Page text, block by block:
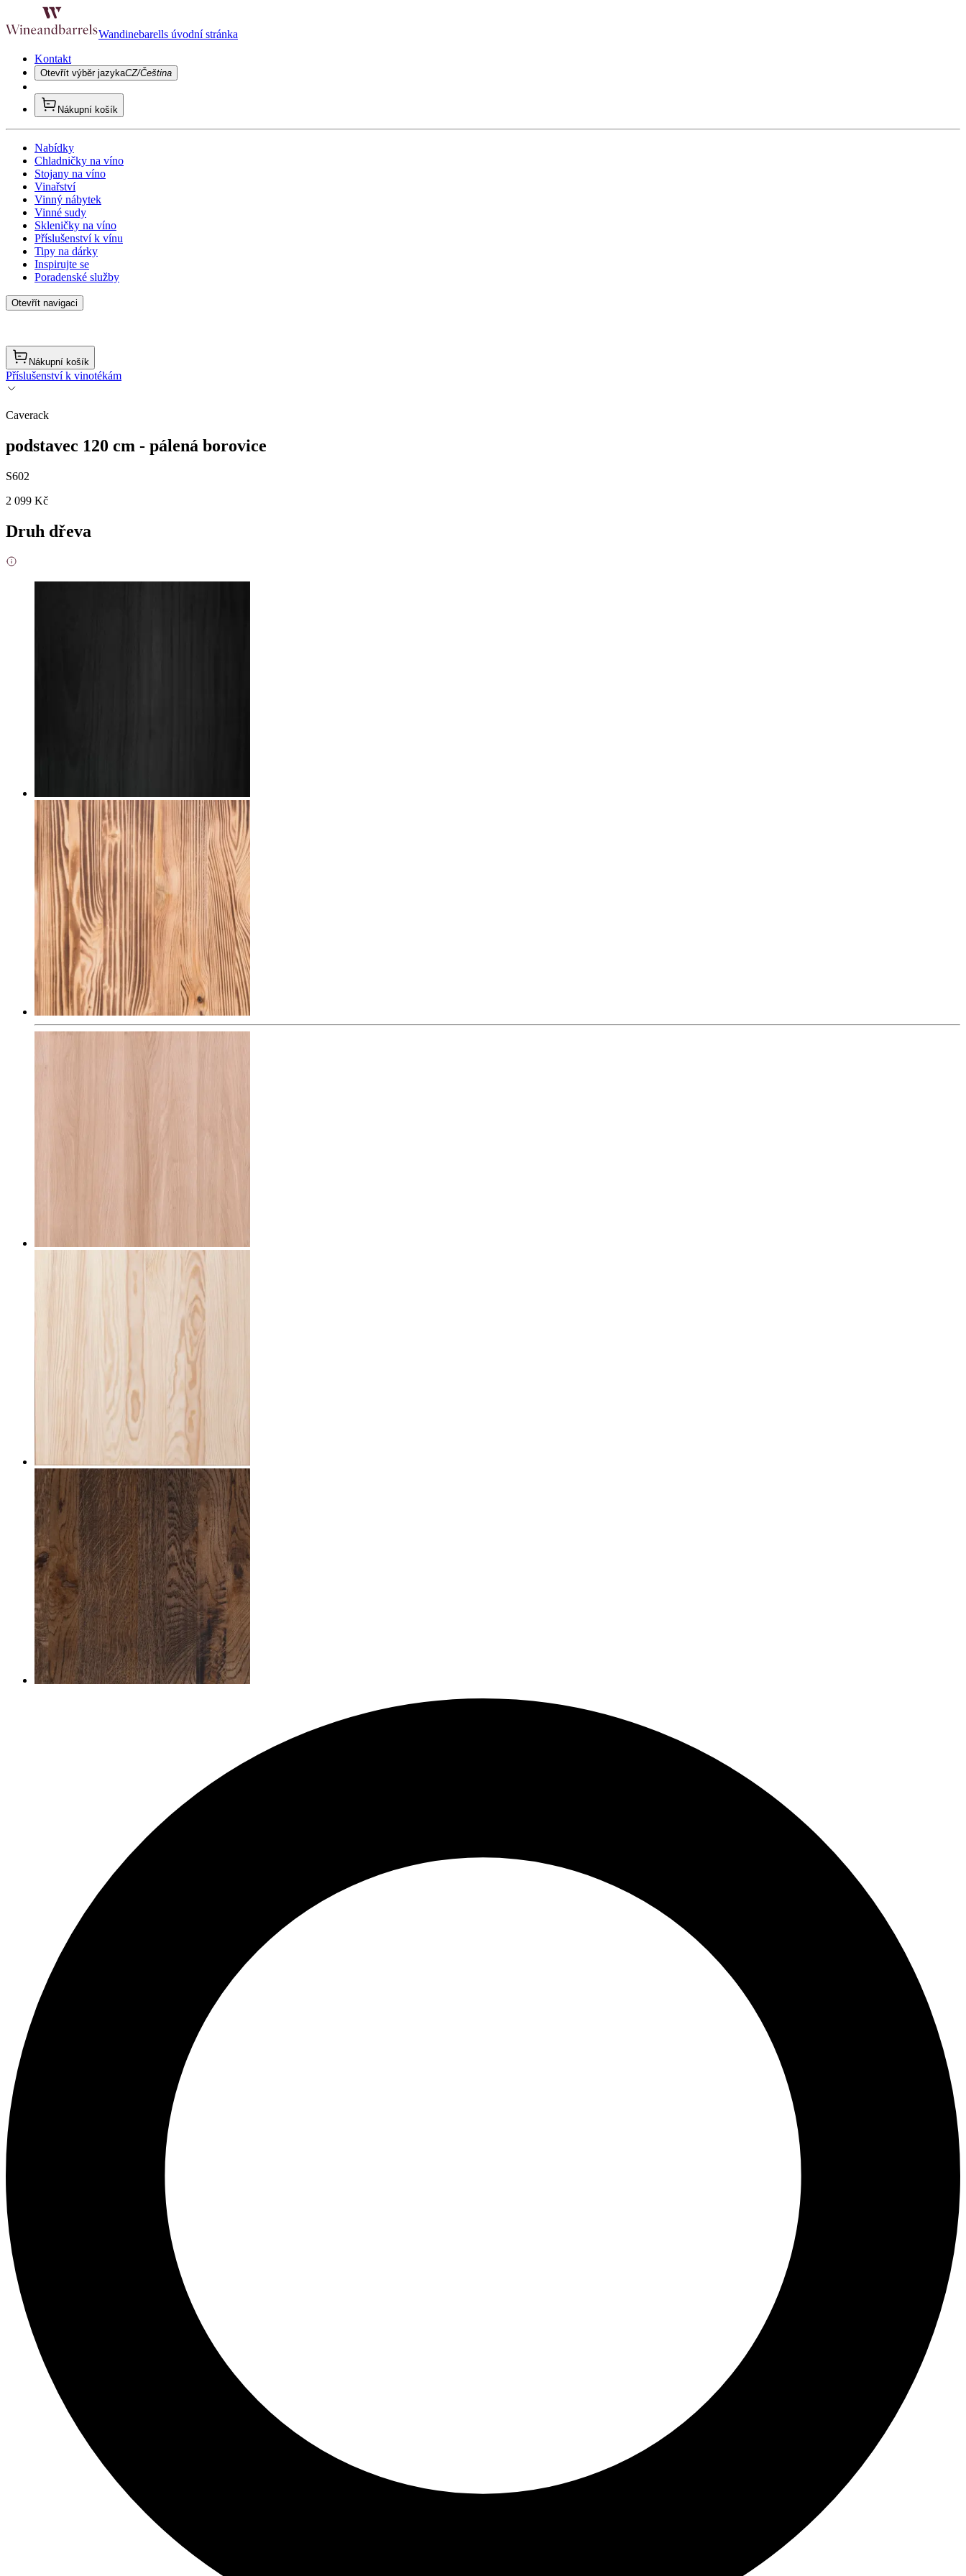
Wandinebarells úvodní stránka
Kontakt
Otevřít výběr jazykaCZ/Čeština
Nákupní košík
Nabídky
Chladničky na víno
Stojany na víno
Vinařství
Vinný nábytek
Vinné sudy
Skleničky na víno
Příslušenství k vínu
Tipy na dárky
Inspirujte se
Poradenské služby
Otevřít navigaci
Nákupní košík
Příslušenství k vinotékám
Caverack
podstavec 120 cm - pálená borovice
S602
2 099 Kč
Druh dřeva